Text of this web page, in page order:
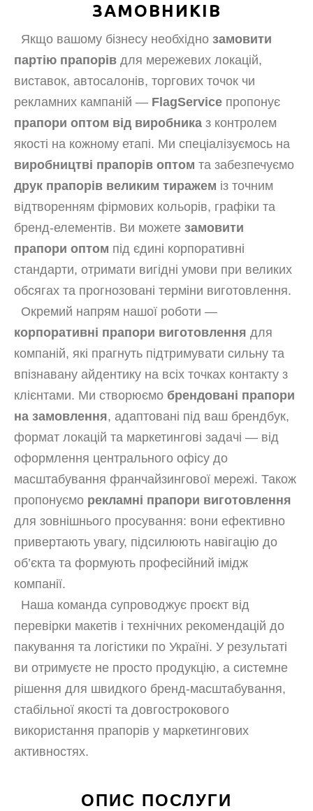
ЗАМОВНИКІВ
Якщо вашому бізнесу необхідно замовити
партію прапорів для мережевих локацій,
виставок, автосалонів, торгових точок чи
рекламних кампаній — FlagService пропонує
прапори оптом від виробника з контролем
якості на кожному етапі. Ми спеціалізуємось на
виробництві прапорів оптом та забезпечуємо
друк прапорів великим тиражем із точним
відтворенням фірмових кольорів, графіки та
бренд-елементів. Ви можете замовити
прапори оптом під єдині корпоративні
стандарти, отримати вигідні умови при великих
обсягах та прогнозовані терміни виготовлення.
Окремий напрям нашої роботи —
корпоративні прапори виготовлення для
компаній, які прагнуть підтримувати сильну та
впізнавану айдентику на всіх точках контакту з
клієнтами. Ми створюємо брендовані прапори
на замовлення, адаптовані під ваш брендбук,
формат локацій та маркетингові задачі — від
оформлення центрального офісу до
масштабування франчайзингової мережі. Також
пропонуємо рекламні прапори виготовлення
для зовнішнього просування: вони ефективно
привертають увагу, підсилюють навігацію до
об’єкта та формують професійний імідж
компанії.
Наша команда супроводжує проєкт від
перевірки макетів і технічних рекомендацій до
пакування та логістики по Україні. У результаті
ви отримуєте не просто продукцію, а системне
рішення для швидкого бренд-масштабування,
стабільної якості та довгострокового
використання прапорів у маркетингових
активностях.
ОПИС ПОСЛУГИ